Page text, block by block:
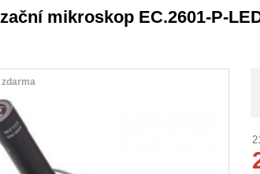
mikroskop EC.2601-P-
zdarma